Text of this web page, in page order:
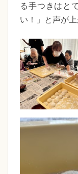
る手つきはと
い！」と声が上